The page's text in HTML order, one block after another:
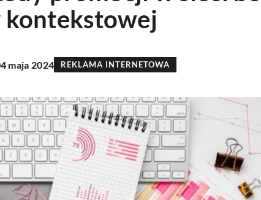
kontekstowej
maja 2024 REKLAMA INTERNETOWA
bluzę na różne okazje?
30 maja 2023
WCAG 2.1 – Dlaczego
jest ważna i jak ją
Dostępność cyfrowa jest
równego dostępu.